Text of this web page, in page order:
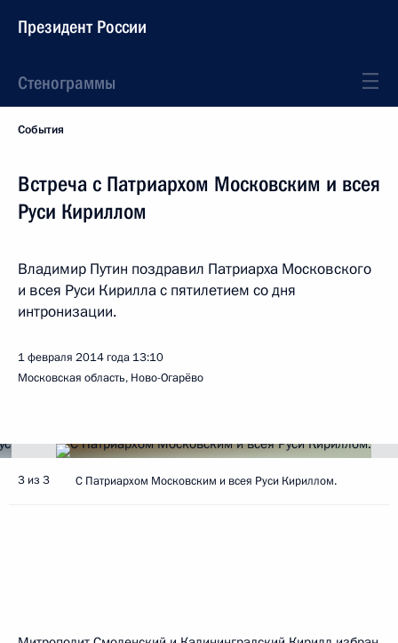
Президент России
Стенограммы
События
Встреча с Патриархом Московским и всея
Руси Кириллом
Владимир Путин поздравил Патриарха Московского
и всея Руси Кирилла с пятилетием со дня
интронизации.
1 февраля 2014 года 13:10
Московская область, Ново-Огарёво
3 из 3 С Патриархом Московским и всея Руси Кириллом.